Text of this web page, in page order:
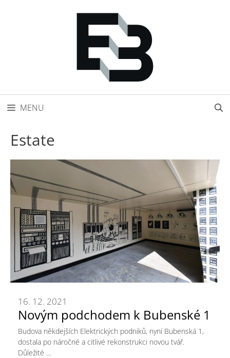
MENU
Estate
Novým podchodem k Bubenské 1
16. 12. 2021
Budova někdejších Elektrických podniků, nyní Bubenská 1,
dostala po náročné a citlivé rekonstrukci novou tvář.
Důležité …